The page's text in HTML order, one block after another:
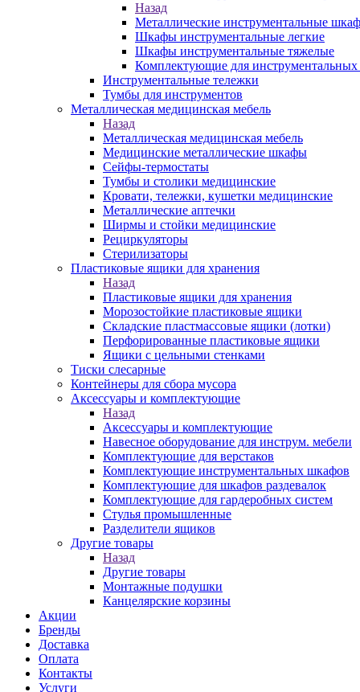
Назад
Металлические инструментальные
Шкафы инструментальные легкие
Шкафы инструментальные тяжелые
Комплектующие для
Инструментальные тележки
Тумбы для инструментов
Металлическая медицинская мебель
Назад
Металлическая медицинская мебель
Медицинские металлические шкафы
Сейфы-термостаты
Тумбы и столики медицинские
Кровати, тележки, кушетки медицинские
Металлические аптечки
Ширмы и стойки медицинские
Рециркуляторы
Стерилизаторы
Пластиковые ящики для хранения
Назад
Пластиковые ящики для хранения
Морозостойкие пластиковые ящики
Складские пластмассовые ящики (лотки)
Перфорированные пластиковые ящики
Ящики с цельными стенками
Тиски слесарные
Контейнеры для сбора мусора
Аксессуары и комплектующие
Назад
Аксессуары и комплектующие
Навесное оборудование для инструм. мебели
Комплектующие для верстаков
Комплектующие инструментальных шкафов
Комплектующие для шкафов раздевалок
Комплектующие для гардеробных систем
Стулья промышленные
Разделители ящиков
Другие товары
Назад
Другие товары
Монтажные подушки
Канцелярские корзины
Акции
Бренды
Доставка
Оплата
Контакты
Услуги